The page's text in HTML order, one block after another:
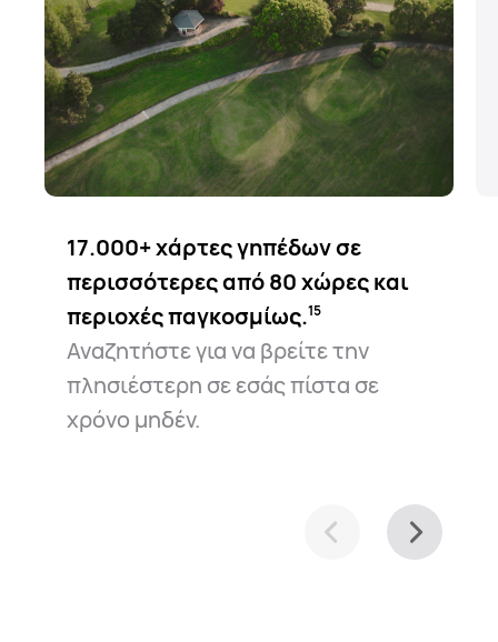
17.000+ χάρτες γηπέδων σε
περισσότερες από 80 χώρες και
περιοχές παγκοσμίως.⁠15
Αναζητήστε για να βρείτε την
πλησιέστερη σε εσάς πίστα σε
χρόνο μηδέν.